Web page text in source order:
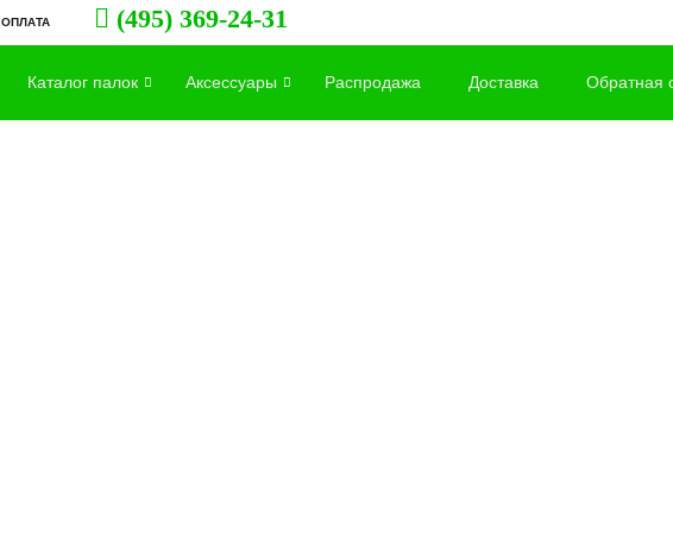
ОПЛАТА (495) 369-24-31
Каталог палок Аксессуары Распродажа Доставка Обратная